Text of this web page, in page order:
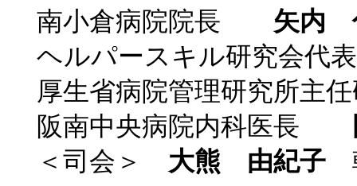
南小倉病院院長 矢内
ヘルパースキル研究会
厚生省病院管理研究所
阪南中央病院内科医長
＜司会＞ 大熊 由紀子